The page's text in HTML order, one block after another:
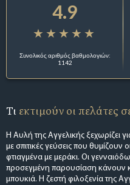
4.9
Συνολικός αριθμός βαθμολογιών:
1142
Τι εκτιμούν οι πελάτες
Η Αυλή της Αγγελικής ξεχωρίζει
με σπιτικές γεύσεις που θυμίζουν
φτιαγμένα με μεράκι. Οι
προσεγμένη παρουσίαση κάνουν
μπουκιά. Η ζεστή φιλοξενία της